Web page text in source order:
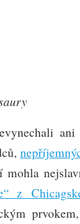
ani
mohla
z